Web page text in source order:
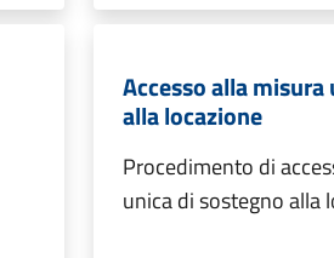
Accesso alla
alla locazione
Procedimento di
unica di sostegno alla